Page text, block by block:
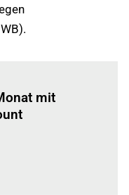
mit